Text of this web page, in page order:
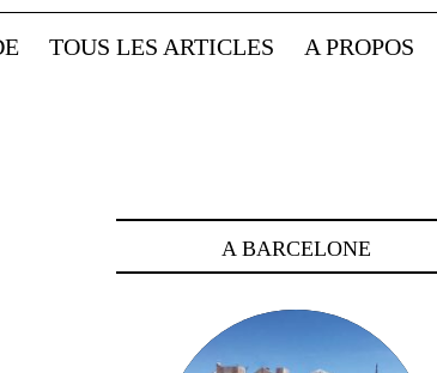
TOUS LES ARTICLES A PROPOS
A BARCELONE